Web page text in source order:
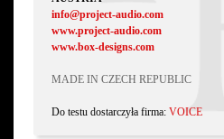
info@project-audio.com
www.project-audio.com
www.box-designs.com
MADE IN CZECH REPUBLIC
Do testu dostarczyła firma: VOICE